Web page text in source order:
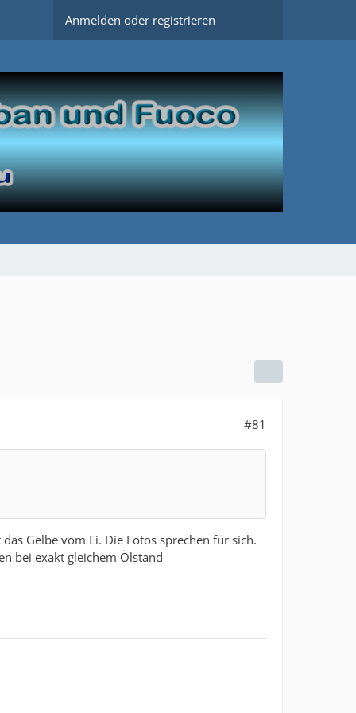
Anmelden oder registrieren
#81
Gelbe vom Ei. Die Fotos sprechen für sich.
bei exakt gleichem Ölstand